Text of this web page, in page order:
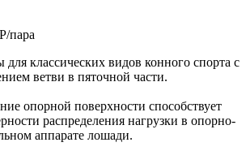
P/пара
для классических видов конного спорта с
ветви в пяточной части.
опорной поверхности способствует
распределения нагрузки в опорно-
аппарате лошади.